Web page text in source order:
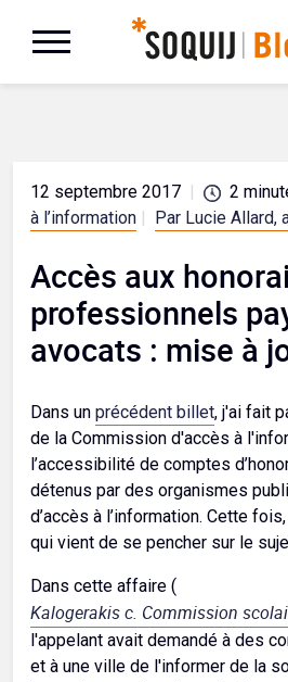
12 septembre 2017 2
à l’information
Par Lucie Allard,
Accès aux
professionnels
avocats : mise à
Dans un précédent billet, j'ai fait
de la Commission d'accès à
l’accessibilité de comptes
détenus par des organismes
d’accès à l’information. Cette
qui vient de se pencher sur le
Dans cette affaire (
Kalogerakis c. Commission
l'appelant avait demandé à des
et à une ville de l'informer de la